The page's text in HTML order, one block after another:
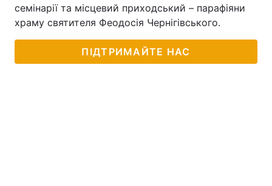
семінарії та місцевий приходський – парафіяни
храму святителя Феодосія Чернігівського.
ПІДТРИМАЙТЕ НАС